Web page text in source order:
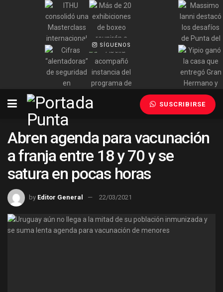
SÍGUENOS
SUSCRIBIRSE
Abren agenda para vacunación
a franja entre 18 y 70 y se
satura en pocas horas
by Editor General 22/03/2021